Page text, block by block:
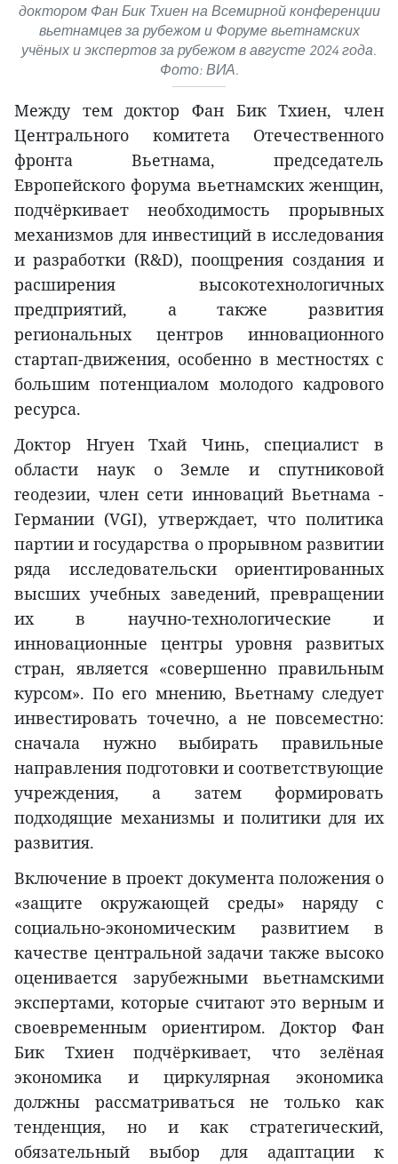
доктором Фан Бик Тхиен на Всемирной конференции
вьетнамцев за рубежом и Форуме вьетнамских
учёных и экспертов за рубежом в августе 2024 года.
Фото: ВИА.
Между тем доктор Фан Бик Тхиен, член
Центрального комитета Отечественного
фронта Вьетнама, председатель
Европейского форума вьетнамских женщин,
подчёркивает необходимость прорывных
механизмов для инвестиций в исследования
и разработки (R&D), поощрения создания и
расширения высокотехнологичных
предприятий, а также развития
региональных центров инновационного
стартап-движения, особенно в местностях с
большим потенциалом молодого кадрового
ресурса.
Доктор Нгуен Тхай Чинь, специалист в
области наук о Земле и спутниковой
геодезии, член сети инноваций Вьетнама -
Германии (VGI), утверждает, что политика
партии и государства о прорывном развитии
ряда исследовательски ориентированных
высших учебных заведений, превращении
их в научно-технологические и
инновационные центры уровня развитых
стран, является «совершенно правильным
курсом». По его мнению, Вьетнаму следует
инвестировать точечно, а не повсеместно:
сначала нужно выбирать правильные
направления подготовки и соответствующие
учреждения, а затем формировать
подходящие механизмы и политики для их
развития.
Включение в проект документа положения о
«защите окружающей среды» наряду с
социально-экономическим развитием в
качестве центральной задачи также высоко
оценивается зарубежными вьетнамскими
экспертами, которые считают это верным и
своевременным ориентиром. Доктор Фан
Бик Тхиен подчёркивает, что зелёная
экономика и циркулярная экономика
должны рассматриваться не только как
тенденция, но и как стратегический,
обязательный выбор для адаптации к